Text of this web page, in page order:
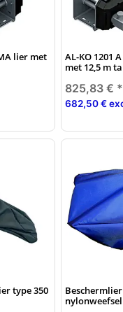
lier met
AL-KO 1201
met 12,5 m
825,83 € *
682,50 €
type 350
Beschermlier
nylonweefsel